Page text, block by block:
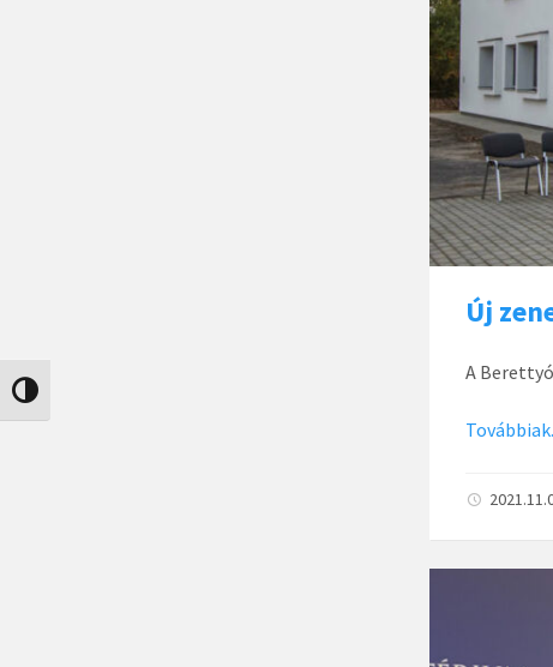
Nagy kontraszt váltása
Új
A